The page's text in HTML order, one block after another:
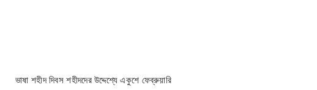
ভাষা শহীদ দিবস শহীদদের উদ্দেশ্যে একুশে ফেব্রুয়ারি